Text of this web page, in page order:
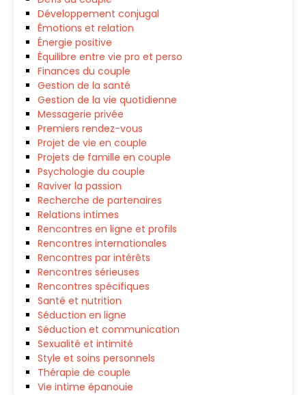
Développement conjugal
Émotions et relation
Énergie positive
Équilibre entre vie pro et perso
Finances du couple
Gestion de la santé
Gestion de la vie quotidienne
Messagerie privée
Premiers rendez-vous
Projet de vie en couple
Projets de famille en couple
Psychologie du couple
Raviver la passion
Recherche de partenaires
Relations intimes
Rencontres en ligne et profils
Rencontres internationales
Rencontres par intérêts
Rencontres sérieuses
Rencontres spécifiques
Santé et nutrition
Séduction en ligne
Séduction et communication
Sexualité et intimité
Style et soins personnels
Thérapie de couple
Vie intime épanouie